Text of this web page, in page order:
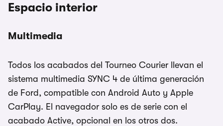
Espacio interior
Multimedia
Todos los acabados del Tourneo Courier llevan el
sistema multimedia SYNC 4 de última generación
de Ford, compatible con Android Auto y Apple
CarPlay. El navegador solo es de serie con el
acabado Active, opcional en los otros dos.